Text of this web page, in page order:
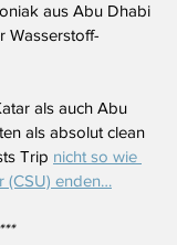
aus Abu Dhabi
Wasserstoff-
als auch Abu
als absolut clean
Trip nicht so wie
(CSU) enden…